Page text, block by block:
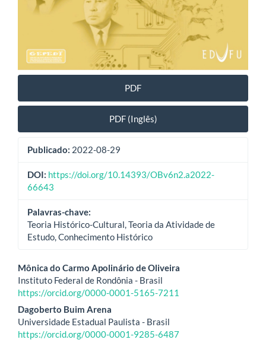
PDF
PDF (Inglês)
Publicado: 2022-08-29
DOI: https://doi.org/10.14393/OBv6n2.a2022-
66643
Palavras-chave:
Teoria Histórico-Cultural, Teoria da Atividade de
Estudo, Conhecimento Histórico
Conteúdo
do
artigo
principal
Mônica do Carmo Apolinário de Oliveira
Instituto Federal de Rondônia - Brasil
https://orcid.org/0000-0001-5165-7211
Dagoberto Buim Arena
Universidade Estadual Paulista - Brasil
https://orcid.org/0000-0001-9285-6487